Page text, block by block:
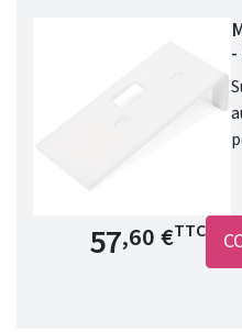
Prix de base
57,60 €TTC